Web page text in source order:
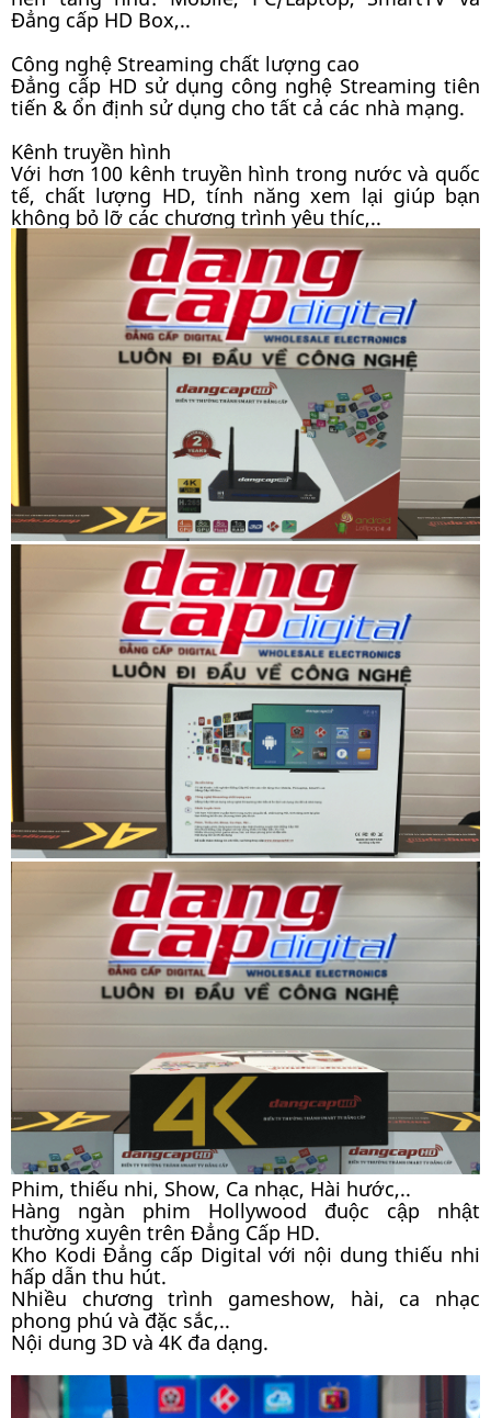
Đẳng cấp HD Box,..
Công nghệ Streaming chất lượng cao
Đẳng cấp HD sử dụng công nghệ Streaming tiên
tiến & ổn định sử dụng cho tất cả các nhà mạng.
Kênh truyền hình
Với hơn 100 kênh truyền hình trong nước và quốc
tế, chất lượng HD, tính năng xem lại giúp bạn
không bỏ lỡ các chương trình yêu thíc,..
Phim, thiếu nhi, Show, Ca nhạc, Hài hước,..
Hàng ngàn phim Hollywood đuộc cập nhật
thường xuyên trên Đẳng Cấp HD.
Kho Kodi Đẳng cấp Digital với nội dung thiếu nhi
hấp dẫn thu hút.
Nhiều chương trình gameshow, hài, ca nhạc
phong phú và đặc sắc,..
Nội dung 3D và 4K đa dạng.